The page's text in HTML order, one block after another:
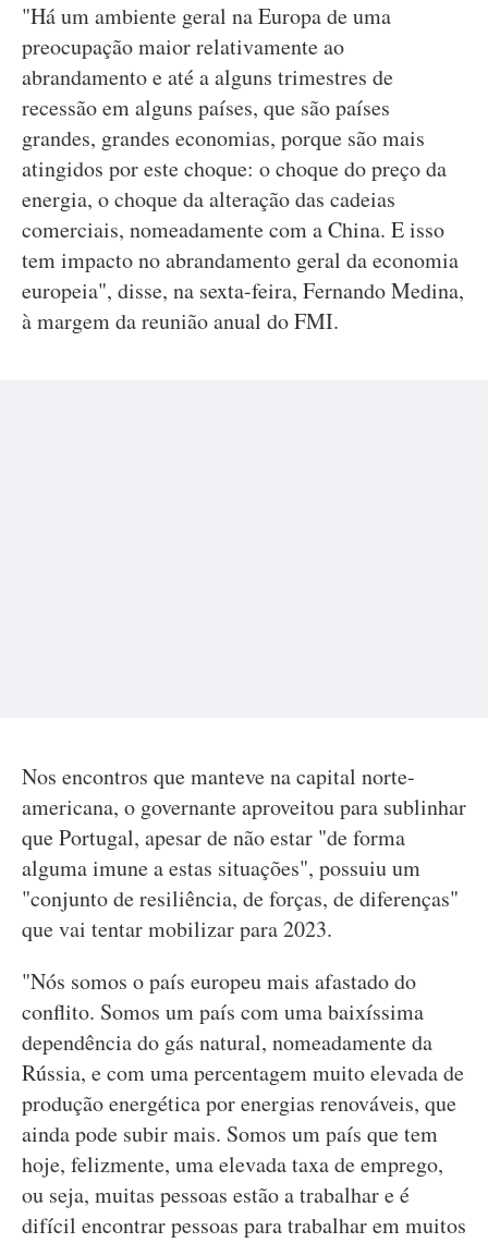
"Há um ambiente geral na Europa de uma
preocupação maior relativamente ao
abrandamento e até a alguns trimestres de
recessão em alguns países, que são países
grandes, grandes economias, porque são mais
atingidos por este choque: o choque do preço da
energia, o choque da alteração das cadeias
comerciais, nomeadamente com a China. E isso
tem impacto no abrandamento geral da economia
europeia", disse, na sexta-feira, Fernando Medina,
à margem da reunião anual do FMI.
Nos encontros que manteve na capital norte-
americana, o governante aproveitou para sublinhar
que Portugal, apesar de não estar "de forma
alguma imune a estas situações", possuiu um
"conjunto de resiliência, de forças, de diferenças"
que vai tentar mobilizar para 2023.
"Nós somos o país europeu mais afastado do
conflito. Somos um país com uma baixíssima
dependência do gás natural, nomeadamente da
Rússia, e com uma percentagem muito elevada de
produção energética por energias renováveis, que
ainda pode subir mais. Somos um país que tem
hoje, felizmente, uma elevada taxa de emprego,
ou seja, muitas pessoas estão a trabalhar e é
difícil encontrar pessoas para trabalhar em muitos